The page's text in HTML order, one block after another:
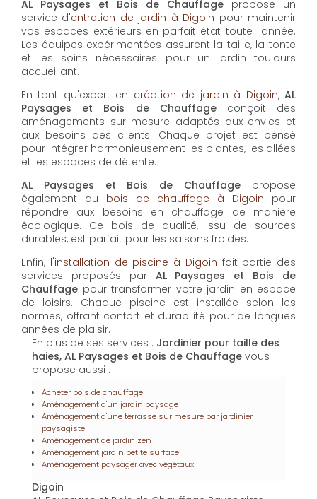
et les espaces de détente.
AL Paysages et Bois de Chauffagepropose
également dubois de chauffage à Digoin pour
répondre aux besoins en chauffage de manière
écologique. Ce bois de qualité, issu de sources
Enfin,l'installation de piscine à Digoin fait partie des
services proposés parAL Paysages et Bois de
Chauffagepour transformer votre jardin en espace
de loisirs. Chaque piscine est installée selon les
normes, offrant confort et durabilité pour de longues
En plus de ses services :
Jardinier pour taille des
haies, AL Paysages et Bois de Chauffagevous
propose aussi :
Acheter bois de chauffage
Aménagement d'une terrasse sur mesure par jardinier
paysagiste
Aménagement de jardin zen
Aménagement jardin petite surface
Aménagement paysager avec végétaux
Digoin
AL Paysages et Bois de Chauffage Paysagiste
intervient à proximité de :
Dompierre-sur-Besbre
Lapalisse
Moulins
Contactez-nous : Jardinier pour taille des haies
Digoin
Nom Prénom